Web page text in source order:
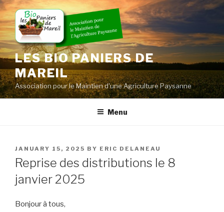
Skip
to
content
LES BIO PANIERS DE
MAREIL
Association pour le Maintien d'une Agriculture Paysanne
Menu
POSTED
ON
JANUARY 15, 2025 BY ERIC DELANEAU
Reprise des distributions le 8
janvier 2025
Bonjour à tous,